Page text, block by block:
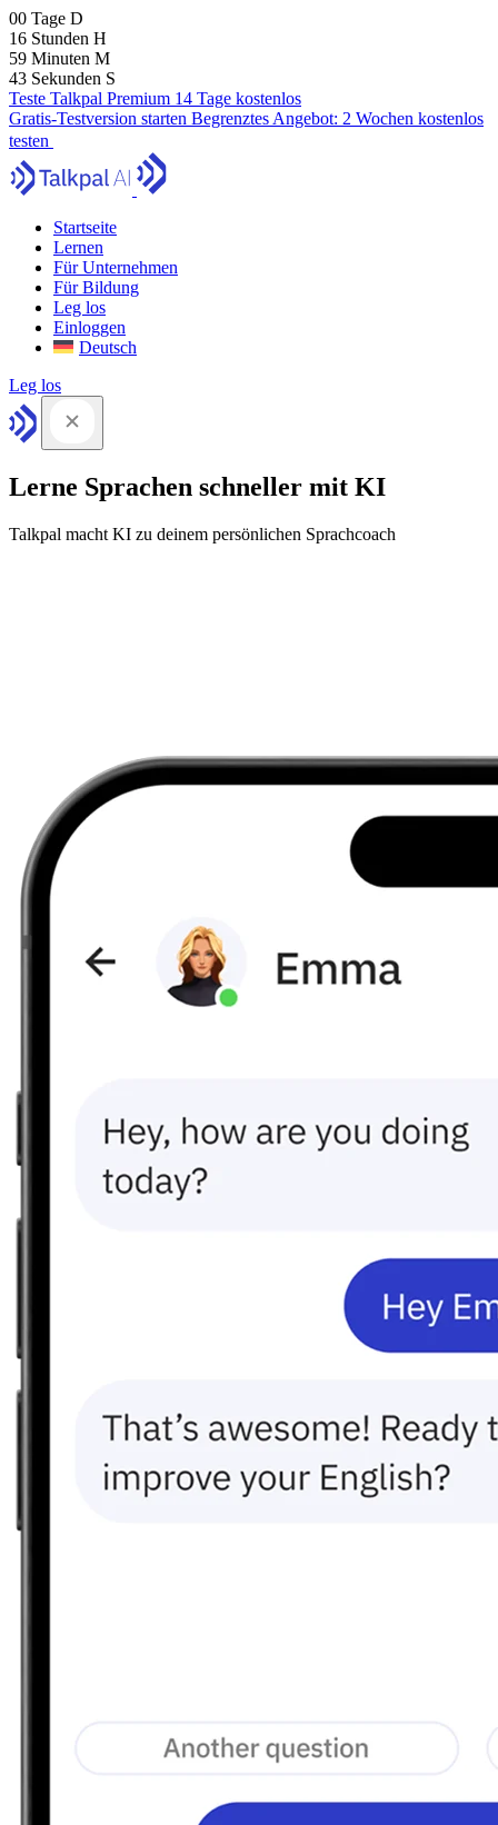
00 Tage D
16 Stunden H
59 Minuten M
41 Sekunden S
Teste Talkpal Premium 14 Tage kostenlos
Gratis-Testversion starten Begrenztes Angebot: 2 Wochen kostenlos
testen
Startseite
Lernen
Für Unternehmen
Für Bildung
Leg los
Einloggen
Deutsch
Leg los
Lerne Sprachen schneller mit KI
Talkpal macht KI zu deinem persönlichen Sprachcoach